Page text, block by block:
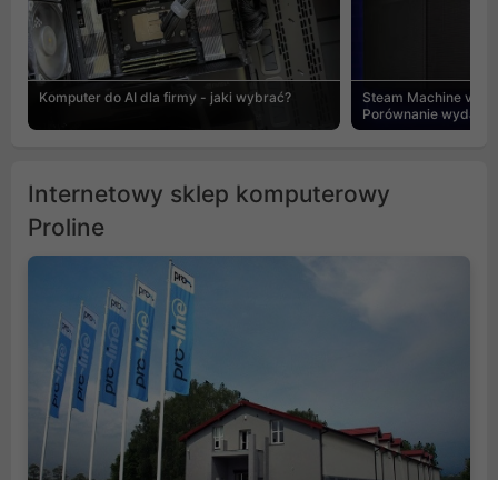
Komputer do AI dla firmy - jaki wybrać?
Steam Machine vs
Porównanie
Internetowy sklep komputerowy
Proline